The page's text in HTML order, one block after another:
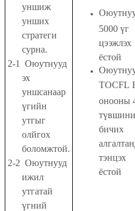
уншиж
унших
стратеги
сурна.
2-1
Оюутнууд
эх
уншсанаар
үгийн
утгыг
олйгох
боломжтой.
2-2 Оюутнууд
ижил
утгатай
үгний
5000 үг
цээжлэх
ёстой
TOCFL
онооны
бичих
тэнцэх
ёстой